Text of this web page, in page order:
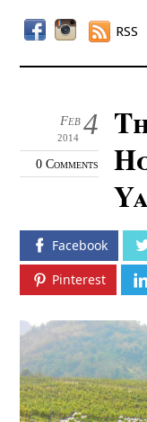
RSS
4
Feb
2014
0 Comments
Facebook
Pinterest